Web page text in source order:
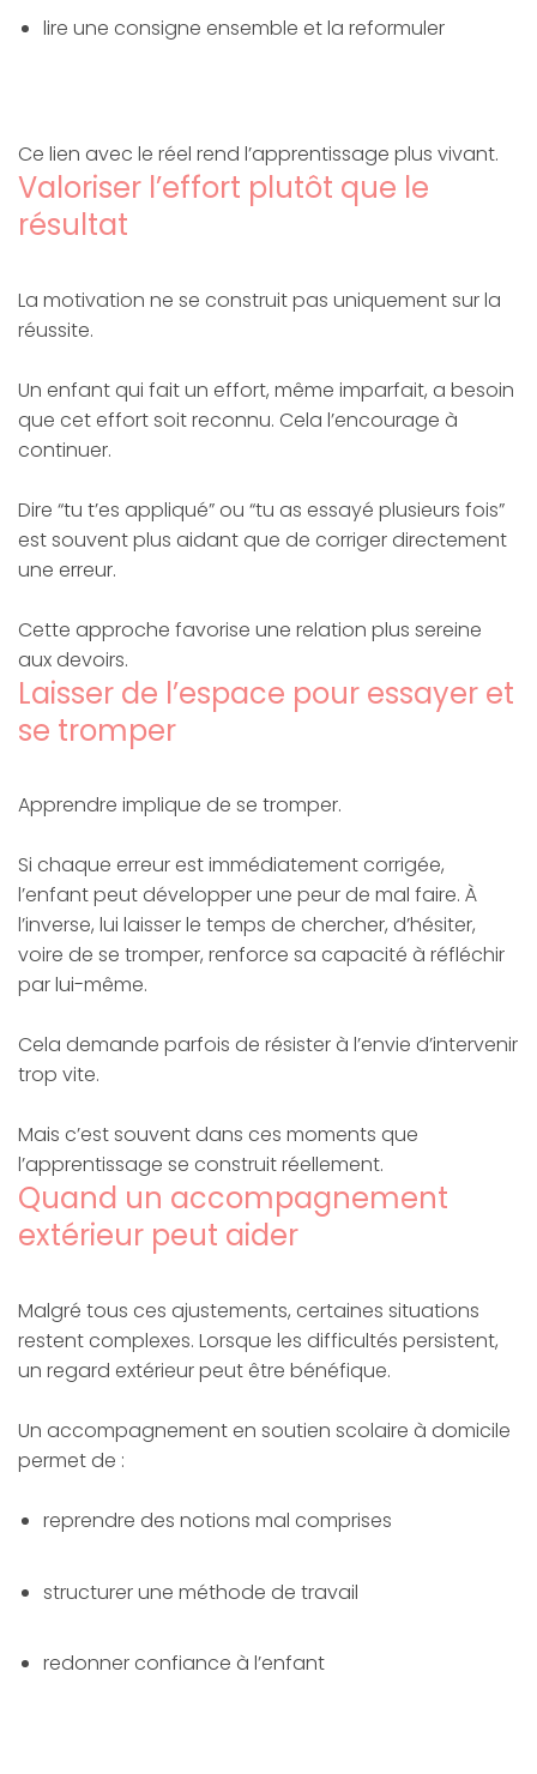
lire une consigne ensemble et la reformuler
Ce lien avec le réel rend l’apprentissage plus vivant.
Valoriser l’effort plutôt que le
résultat
La motivation ne se construit pas uniquement sur la
réussite.
Un enfant qui fait un effort, même imparfait, a besoin
que cet effort soit reconnu. Cela l’encourage à
continuer.
Dire “tu t’es appliqué” ou “tu as essayé plusieurs fois”
est souvent plus aidant que de corriger directement
une erreur.
Cette approche favorise une relation plus sereine
aux devoirs.
Laisser de l’espace pour essayer et
se tromper
Apprendre implique de se tromper.
Si chaque erreur est immédiatement corrigée,
l’enfant peut développer une peur de mal faire. À
l’inverse, lui laisser le temps de chercher, d’hésiter,
voire de se tromper, renforce sa capacité à réfléchir
par lui-même.
Cela demande parfois de résister à l’envie d’intervenir
trop vite.
Mais c’est souvent dans ces moments que
l’apprentissage se construit réellement.
Quand un accompagnement
extérieur peut aider
Malgré tous ces ajustements, certaines situations
restent complexes. Lorsque les difficultés persistent,
un regard extérieur peut être bénéfique.
Un accompagnement en soutien scolaire à domicile
permet de :
reprendre des notions mal comprises
structurer une méthode de travail
redonner confiance à l’enfant